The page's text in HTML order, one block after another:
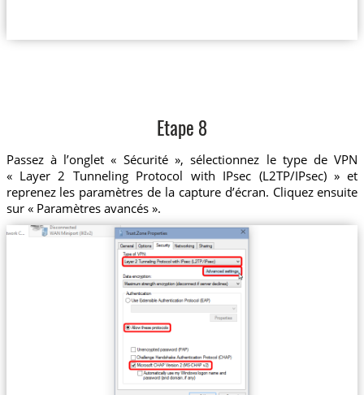
Etape 8
Passez à l’onglet « Sécurité », sélectionnez le type de VPN
« Layer 2 Tunneling Protocol with IPsec (L2TP/IPsec) » et
reprenez les paramètres de la capture d’écran. Cliquez ensuite
sur « Paramètres avancés ».